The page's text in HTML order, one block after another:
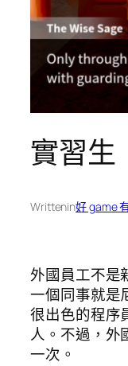
實習生
Writtenin好 game
外國員工不是
一個同事就是
很出色的程序
人。不過，外
一次。